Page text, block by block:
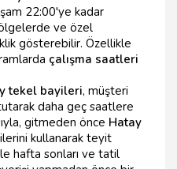
22:00'ye kadar
ve özel
gösterebilir. Özellikle
çalışma saatleri
tekel bayileri, müşteri
daha geç saatlere
gitmeden önce Hatay
kullanarak teyit
hafta sonları ve tatil